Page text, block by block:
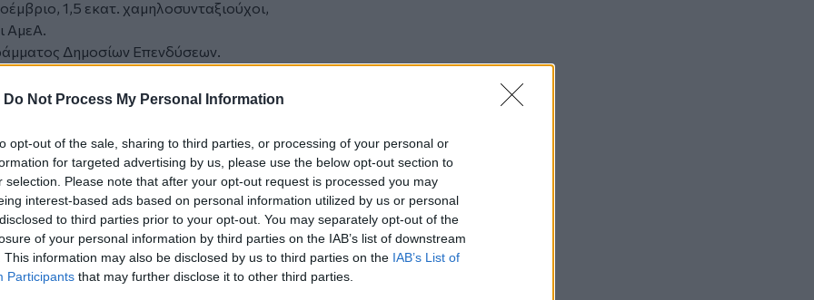
Do Not Process My Personal Information
opt-out of the sale, sharing to third parties, or processing of your personal or
for targeted advertising by us, please use the below opt-out section to
selection. Please note that after your opt-out request is processed you may
interest-based ads based on personal information utilized by us or personal
to third parties prior to your opt-out. You may separately opt-out of the
of your personal information by third parties on the IAB’s list of downstream
This information may also be disclosed by us to third parties on the IAB’s List of
Participants that may further disclose it to other third parties.
1,5 εκατ. χαμηλοσυνταξιούχοι,
ΑμεΑ.
Δημοσίων Επενδύσεων.
τις ημέρες του Πάσχα, να σας ευχηθώ
σε εσάς και στις οικογένειές
για το 2024, που μόλις
ΕΛΣΤΑΤ, καταγράφουν μία σημαντική
ένα πλεόνασμα στα δημόσια ταμεία.
όλων, τα πήγαμε πολύ καλύτερα από
της φοροδιαφυγής, αλλά και μια
πρόσθετα έσοδα, πάνω και από
Υπόθεση Marfin: Έφθασε στην Ελλάδα
η 46χρονη κατηγορούμενη για
εμπρησμό